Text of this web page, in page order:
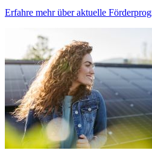
Erfahre mehr über aktuelle